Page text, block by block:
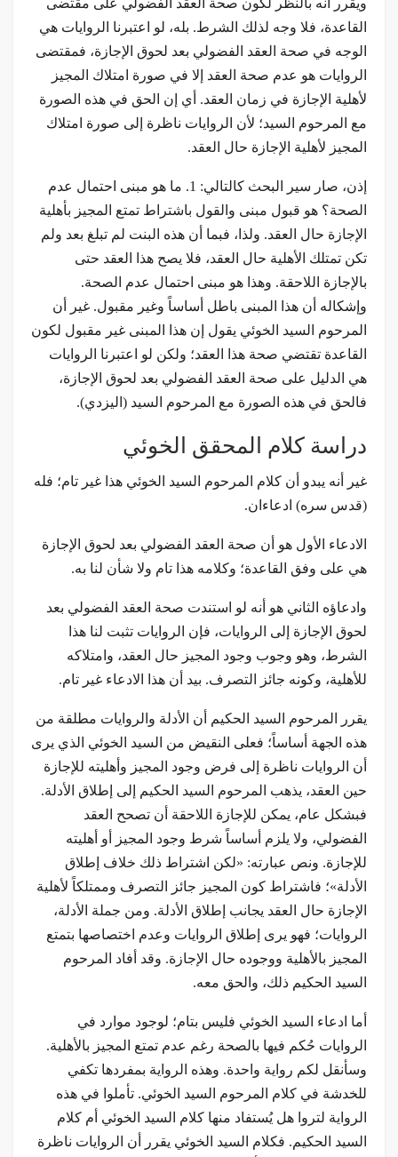
ويقرر أنه بالنظر لكون صحة العقد الفضولي على مقتضى
القاعدة، فلا وجه لذلك الشرط. بله، لو اعتبرنا الروايات هي
الوجه في صحة العقد الفضولي بعد لحوق الإجازة، فمقتضى
الروايات هو عدم صحة العقد إلا في صورة امتلاك المجيز
لأهلية الإجازة في زمان العقد. أي إن الحق في هذه الصورة
مع المرحوم السيد؛ لأن الروايات ناظرة إلى صورة امتلاك
المجيز لأهلية الإجازة حال العقد.
إذن، صار سير البحث كالتالي: 1. ما هو مبنى احتمال عدم
الصحة؟ هو قبول مبنى والقول باشتراط تمتع المجيز بأهلية
الإجازة حال العقد. ولذا، فبما أن هذه البنت لم تبلغ بعد ولم
تكن تمتلك الأهلية حال العقد، فلا يصح هذا العقد حتى
بالإجازة اللاحقة. وهذا هو مبنى احتمال عدم الصحة.
وإشكاله أن هذا المبنى باطل أساساً وغير مقبول. غير أن
المرحوم السيد الخوئي يقول إن هذا المبنى غير مقبول لكون
القاعدة تقتضي صحة هذا العقد؛ ولكن لو اعتبرنا الروايات
هي الدليل على صحة العقد الفضولي بعد لحوق الإجازة،
فالحق في هذه الصورة مع المرحوم السيد (اليزدي).
دراسة كلام المحقق الخوئي
غير أنه يبدو أن كلام المرحوم السيد الخوئي هذا غير تام؛ فله
(قدس سره) ادعاءان.
الادعاء الأول هو أن صحة العقد الفضولي بعد لحوق الإجازة
هي على وفق القاعدة؛ وكلامه هذا تام ولا شأن لنا به.
وادعاؤه الثاني هو أنه لو استندت صحة العقد الفضولي بعد
لحوق الإجازة إلى الروايات، فإن الروايات تثبت لنا هذا
الشرط، وهو وجوب وجود المجيز حال العقد، وامتلاكه
للأهلية، وكونه جائز التصرف. بيد أن هذا الادعاء غير تام.
يقرر المرحوم السيد الحكيم أن الأدلة والروايات مطلقة من
هذه الجهة أساساً؛ فعلى النقيض من السيد الخوئي الذي يرى
أن الروايات ناظرة إلى فرض وجود المجيز وأهليته للإجازة
حين العقد، يذهب المرحوم السيد الحكيم إلى إطلاق الأدلة.
فبشكل عام، يمكن للإجازة اللاحقة أن تصحح العقد
الفضولي، ولا يلزم أساساً شرط وجود المجيز أو أهليته
للإجازة. ونص عبارته: «لكن اشتراط ذلك خلاف إطلاق
الأدلة»؛ فاشتراط كون المجيز جائز التصرف وممتلكاً لأهلية
الإجازة حال العقد يجانب إطلاق الأدلة. ومن جملة الأدلة،
الروايات؛ فهو يرى إطلاق الروايات وعدم اختصاصها بتمتع
المجيز بالأهلية ووجوده حال الإجازة. وقد أفاد المرحوم
السيد الحكيم ذلك، والحق معه.
أما ادعاء السيد الخوئي فليس بتام؛ لوجود موارد في
الروايات حُكم فيها بالصحة رغم عدم تمتع المجيز بالأهلية.
وسأنقل لكم رواية واحدة. وهذه الرواية بمفردها تكفي
للخدشة في كلام المرحوم السيد الخوئي. تأملوا في هذه
الرواية لتروا هل يُستفاد منها كلام السيد الخوئي أم كلام
السيد الحكيم. فكلام السيد الخوئي يقرر أن الروايات ناظرة